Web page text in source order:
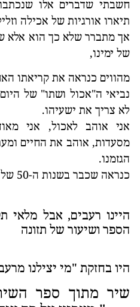
חשבתי שדברים אלו
תיארו אורגיות של אכילה
אך מתברר שלא כך הוא אלא
של ימינו,
מהווים כנראה את קריאתו
נביאי ה"אכול ושתו" של
לא צריך את ישעיהו.
אני אוהב לאכול, אני
מסעדות, אוהב את החיים
הגזמנו.
כנראה שכבר בשנות ה-50 של ילדותי ידעתי.
היינו רעבים, אבל מלאי
הספר ושיעור של תזונה
היו בחזקת "מי יצילנו
שיר מתוך ספר